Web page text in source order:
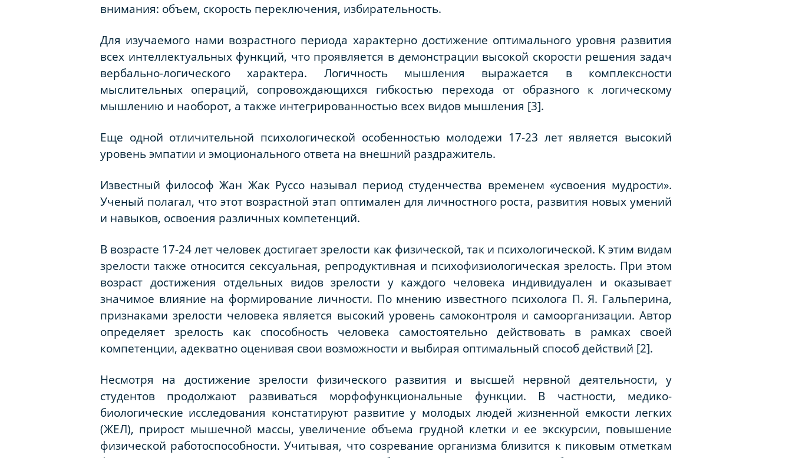
внимания: объем, скорость переключения, избирательность.
Для изучаемого нами возрастного периода характерно достижение оптимального уровня развития
всех интеллектуальных функций, что проявляется в демонстрации высокой скорости решения задач
вербально-логического характера. Логичность мышления выражается в комплексности
мыслительных операций, сопровождающихся гибкостью перехода от образного к логическому
мышлению и наоборот, а также интегрированностью всех видов мышления [3].
Еще одной отличительной психологической особенностью молодежи 17-23 лет является высокий
уровень эмпатии и эмоционального ответа на внешний раздражитель.
Известный философ Жан Жак Руссо называл период студенчества временем «усвоения мудрости».
Ученый полагал, что этот возрастной этап оптимален для личностного роста, развития новых умений
и навыков, освоения различных компетенций.
В возрасте 17-24 лет человек достигает зрелости как физической, так и психологической. К этим видам
зрелости также относится сексуальная, репродуктивная и психофизиологическая зрелость. При этом
возраст достижения отдельных видов зрелости у каждого человека индивидуален и оказывает
значимое влияние на формирование личности. По мнению известного психолога П. Я. Гальперина,
признаками зрелости человека является высокий уровень самоконтроля и самоорганизации. Автор
определяет зрелость как способность человека самостоятельно действовать в рамках своей
компетенции, адекватно оценивая свои возможности и выбирая оптимальный способ действий [2].
Несмотря на достижение зрелости физического развития и высшей нервной деятельности, у
студентов продолжают развиваться морфофункциональные функции. В частности, медико-
биологические исследования констатируют развитие у молодых людей жизненной емкости легких
(ЖЕЛ), прирост мышечной массы, увеличение объема грудной клетки и ее экскурсии, повышение
физической работоспособности. Учитывая, что созревание организма близится к пиковым отметкам